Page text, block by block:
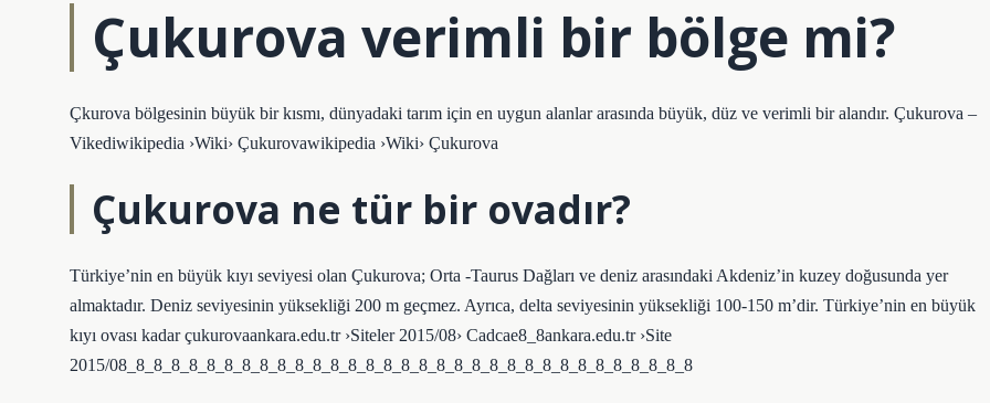
Çukurova verimli bir bölge mi?
Çkurova bölgesinin büyük bir kısmı, dünyadaki tarım için en uygun alanlar arasında büyük, düz ve verimli bir alandır. Çukurova –
Vikediwikipedia ›Wiki› Çukurovawikipedia ›Wiki› Çukurova
Çukurova ne tür bir ovadır?
Türkiye’nin en büyük kıyı seviyesi olan Çukurova; Orta -Taurus Dağları ve deniz arasındaki Akdeniz’in kuzey doğusunda yer
almaktadır. Deniz seviyesinin yüksekliği 200 m geçmez. Ayrıca, delta seviyesinin yüksekliği 100-150 m’dir. Türkiye’nin en büyük
kıyı ovası kadar çukurovaankara.edu.tr ›Siteler 2015/08› Cadcae8_8ankara.edu.tr ›Site
2015/08_8_8_8_8_8_8_8_8_8_8_8_8_8_8_8_8_8_8_8_8_8_8_8_8_8_8_8_8_8_8_8_8